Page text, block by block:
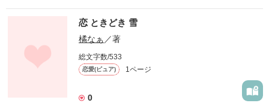
恋 ときどき 雪
橘なぁ ／著
総文字数/533
恋愛(ピュア) 1ページ
0